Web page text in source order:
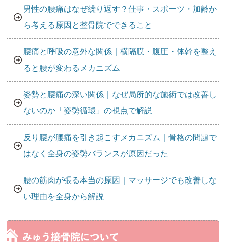
男性の腰痛はなぜ繰り返す？仕事・スポーツ・加齢か
ら考える原因と整骨院でできること
腰痛と呼吸の意外な関係｜横隔膜・腹圧・体幹を整え
ると腰が変わるメカニズム
姿勢と腰痛の深い関係｜なぜ局所的な施術では改善し
ないのか「姿勢循環」の視点で解説
反り腰が腰痛を引き起こすメカニズム｜骨格の問題で
はなく全身の姿勢バランスが原因だった
腰の筋肉が張る本当の原因｜マッサージでも改善しな
い理由を全身から解説